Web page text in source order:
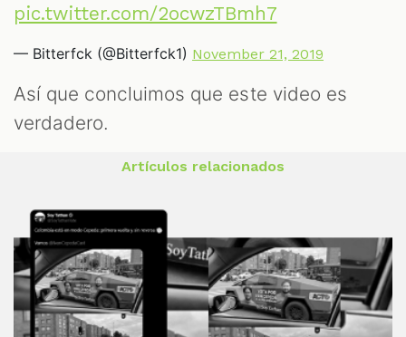
pic.twitter.com/2ocwzTBmh7
— Bitterfck (@Bitterfck1) November 21, 2019
Así que concluimos que este video es
verdadero.
Artículos relacionados